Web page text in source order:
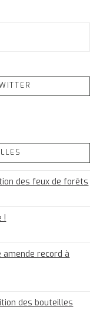
des feux de forêts
!
amende record à
des bouteilles